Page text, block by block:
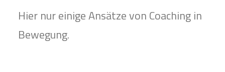
Hier nur einige Ansätze von Coaching in
Bewegung.